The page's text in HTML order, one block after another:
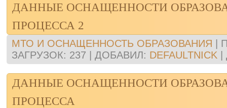
ДАННЫЕ ОСНАЩЕННОСТИ
ПРОЦЕССА 2
МТО И ОСНАЩЕННОСТЬ ОБРАЗОВАНИЯ
ЗАГРУЗОК: 237 ДОБАВИЛ: DEFAULTNICK
ДАННЫЕ ОСНАЩЕННОСТИ
ПРОЦЕССА